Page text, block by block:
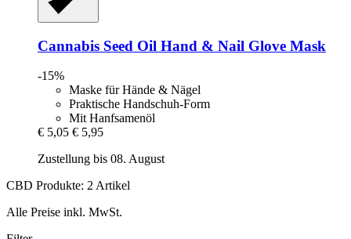
Cannabis Seed Oil Hand & Nail Glove Mask
-15%
Maske für Hände & Nägel
Praktische Handschuh-Form
Mit Hanfsamenöl
€ 5,05 € 5,95
Zustellung bis 08. August
CBD Produkte: 2 Artikel
Alle Preise inkl. MwSt.